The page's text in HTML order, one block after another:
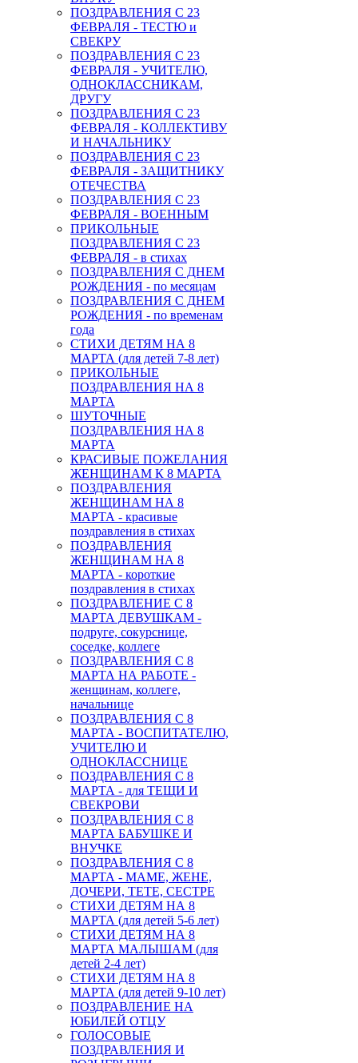
ПОЗДРАВЛЕНИЯ С 23
ФЕВРАЛЯ - ТЕСТЮ и
СВЕКРУ
ПОЗДРАВЛЕНИЯ С 23
ФЕВРАЛЯ - УЧИТЕЛЮ,
ОДНОКЛАССНИКАМ,
ДРУГУ
ПОЗДРАВЛЕНИЯ С 23
ФЕВРАЛЯ - КОЛЛЕКТИВУ
И НАЧАЛЬНИКУ
ПОЗДРАВЛЕНИЯ С 23
ФЕВРАЛЯ - ЗАЩИТНИКУ
ОТЕЧЕСТВА
ПОЗДРАВЛЕНИЯ С 23
ФЕВРАЛЯ - ВОЕННЫМ
ПРИКОЛЬНЫЕ
ПОЗДРАВЛЕНИЯ С 23
ФЕВРАЛЯ - в стихах
ПОЗДРАВЛЕНИЯ С ДНЕМ
РОЖДЕНИЯ - по месяцам
ПОЗДРАВЛЕНИЯ С ДНЕМ
РОЖДЕНИЯ - по временам
года
СТИХИ ДЕТЯМ НА 8
МАРТА (для детей 7-8 лет)
ПРИКОЛЬНЫЕ
ПОЗДРАВЛЕНИЯ НА 8
МАРТА
ШУТОЧНЫЕ
ПОЗДРАВЛЕНИЯ НА 8
МАРТА
КРАСИВЫЕ ПОЖЕЛАНИЯ
ЖЕНЩИНАМ К 8 МАРТА
ПОЗДРАВЛЕНИЯ
ЖЕНЩИНАМ НА 8
МАРТА - красивые
поздравления в стихах
ПОЗДРАВЛЕНИЯ
ЖЕНЩИНАМ НА 8
МАРТА - короткие
поздравления в стихах
ПОЗДРАВЛЕНИЕ С 8
МАРТА ДЕВУШКАМ -
подруге, сокурснице,
соседке, коллеге
ПОЗДРАВЛЕНИЯ С 8
МАРТА НА РАБОТЕ -
женщинам, коллеге,
начальнице
ПОЗДРАВЛЕНИЯ С 8
МАРТА - ВОСПИТАТЕЛЮ,
УЧИТЕЛЮ И
ОДНОКЛАССНИЦЕ
ПОЗДРАВЛЕНИЯ С 8
МАРТА - для ТЕЩИ И
СВЕКРОВИ
ПОЗДРАВЛЕНИЯ С 8
МАРТА БАБУШКЕ И
ВНУЧКЕ
ПОЗДРАВЛЕНИЯ С 8
МАРТА - МАМЕ, ЖЕНЕ,
ДОЧЕРИ, ТЕТЕ, СЕСТРЕ
СТИХИ ДЕТЯМ НА 8
МАРТА (для детей 5-6 лет)
СТИХИ ДЕТЯМ НА 8
МАРТА МАЛЫШАМ (для
детей 2-4 лет)
СТИХИ ДЕТЯМ НА 8
МАРТА (для детей 9-10 лет)
ПОЗДРАВЛЕНИЕ НА
ЮБИЛЕЙ ОТЦУ
ГОЛОСОВЫЕ
ПОЗДРАВЛЕНИЯ И